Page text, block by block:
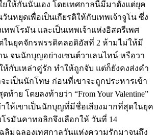
ให้กันนั่นเอง โดยเทศกาลนี้มีมาตั้งแต่ยุค
นหยุดเพื่อเป็นเกียรติให้กับเทพเจ้าจูโน ซึ่ง
ทพโรมัน และเป็นเทพเจ้าแห่งอิสตรีเพศ
ในยุคจักรพรรดิคลอดิอัสที่ 2 ห้ามไม่ให้มี
จนนักบุญอย่างเซนต์วาเลนไทน์ หรือวา
ห้กับเหล่าคู่รัก ทำให้ถูกจับ แต่ก็ยังคงส่งคำ
ะเป็นนักโทษ ก่อนที่เขาจะถูกประหารเข้า
าย โดยลงท้ายว่า “From Your Valentine”
ให้เขาเป็นนักบุญที่มีชื่อเสียงมากที่สุดในยุค
รมันคาทอลิกจึงเลือกให้ วันที่ 14
ลิมฉลองเทศกาลวันแห่งความรักมาจนถึง